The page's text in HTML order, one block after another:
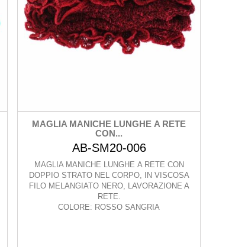
MAGLIA MANICHE LUNGHE A RETE
CON...
AB-SM20-006
MAGLIA MANICHE LUNGHE A RETE CON
DOPPIO STRATO NEL CORPO, IN VISCOSA
FILO MELANGIATO NERO, LAVORAZIONE A
RETE.
COLORE: ROSSO SANGRIA